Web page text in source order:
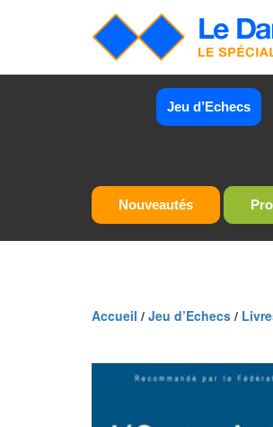
Jeu d’Echecs
Nouveautés
Accueil / Jeu d’Echecs /